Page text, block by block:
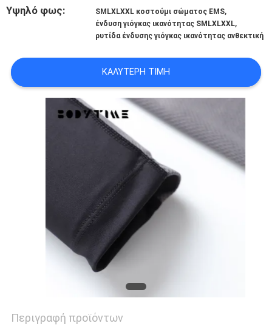
ΠΕΡΙΠΤΏΣΕΙΣ
ΈΝΑ
ΑΠΌΣΠΑΣΜΑ
Υψηλό φως: SMLXLXXL κοστούμι σώματος EMS,
ένδυση γιόγκας ικανότητας SMLXLXXL,
ρυτίδα ένδυσης γιόγκας ικανότητας ανθεκτική
ΚΑΛΎΤΕΡΗ ΤΙΜΉ
Περιγραφή προϊόντων